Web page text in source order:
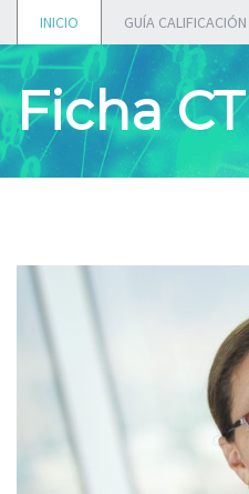
INICIO GUÍA CALIFICACIÓN
Ficha